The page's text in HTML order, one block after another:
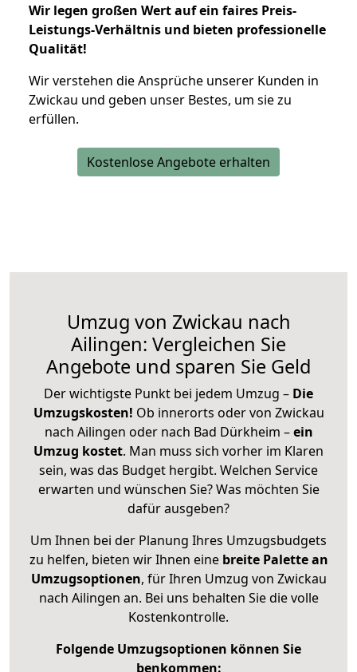
Wir legen großen Wert auf ein faires Preis-
Leistungs-Verhältnis und bieten professionelle
Qualität!
Wir verstehen die Ansprüche unserer Kunden in
Zwickau und geben unser Bestes, um sie zu
erfüllen.
Kostenlose Angebote erhalten
Umzug von Zwickau nach
Ailingen: Vergleichen Sie
Angebote und sparen Sie Geld
Der wichtigste Punkt bei jedem Umzug – Die
Umzugskosten! Ob innerorts oder von Zwickau
nach Ailingen oder nach Bad Dürkheim –ein
Umzug kostet. Man muss sich vorher im Klaren
sein, was das Budget hergibt. Welchen Service
erwarten und wünschen Sie? Was möchten Sie
dafür ausgeben?
Um Ihnen bei der Planung Ihres Umzugsbudgets
zu helfen, bieten wir Ihnen eine breite Palette an
Umzugsoptionen, für Ihren Umzug von Zwickau
nach Ailingen an. Bei uns behalten Sie die volle
Kostenkontrolle.
Folgende Umzugsoptionen können Sie
benkommen: